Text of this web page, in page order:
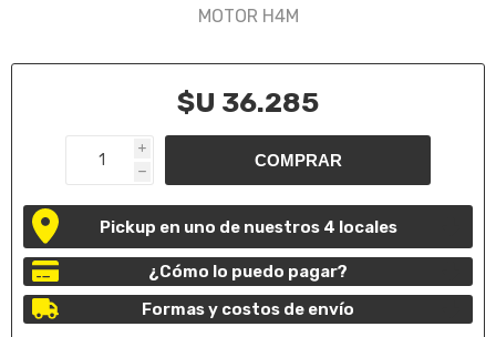
MOTOR H4M
$U 36.285
i
h
Pickup en uno de nuestros 4 locales
¿Cómo lo puedo pagar?
Formas y costos de envío